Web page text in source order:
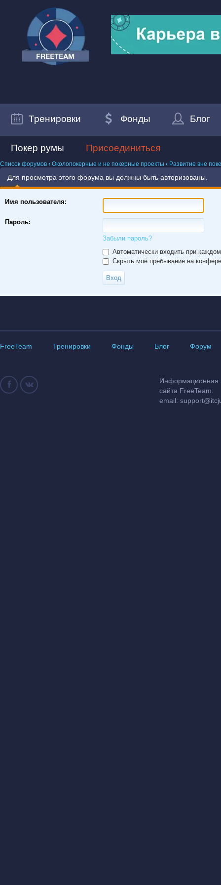
Тренировки Фонды Блог
Покер румы Присоединиться
Список форумов ‹ Околопокерные и не покерные проекты ‹ Развитие вне
Для просмотра этого форума вы должны быть авторизованы.
Имя пользователя:
Пароль:
Забыли пароль?
Автоматически входить при
Скрыть моё пребывание на
FreeTeam Тренировки Фонды Блог Форум
Информационная
сайта FreeTeam:
email: